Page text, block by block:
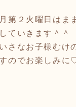
第２火曜日はま
ていきます＾＾
さなお子様むけ
のでお楽しみに